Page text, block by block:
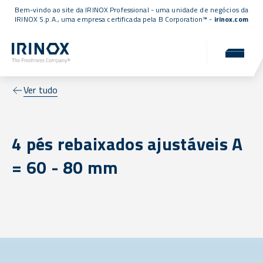
Bem-vindo ao site da IRINOX Professional - uma unidade de negócios da
IRINOX S.p.A., uma empresa certificada pela B Corporation™ - irinox.com
Ver tudo
4 pés rebaixados ajustáveis A
= 60 - 80 mm